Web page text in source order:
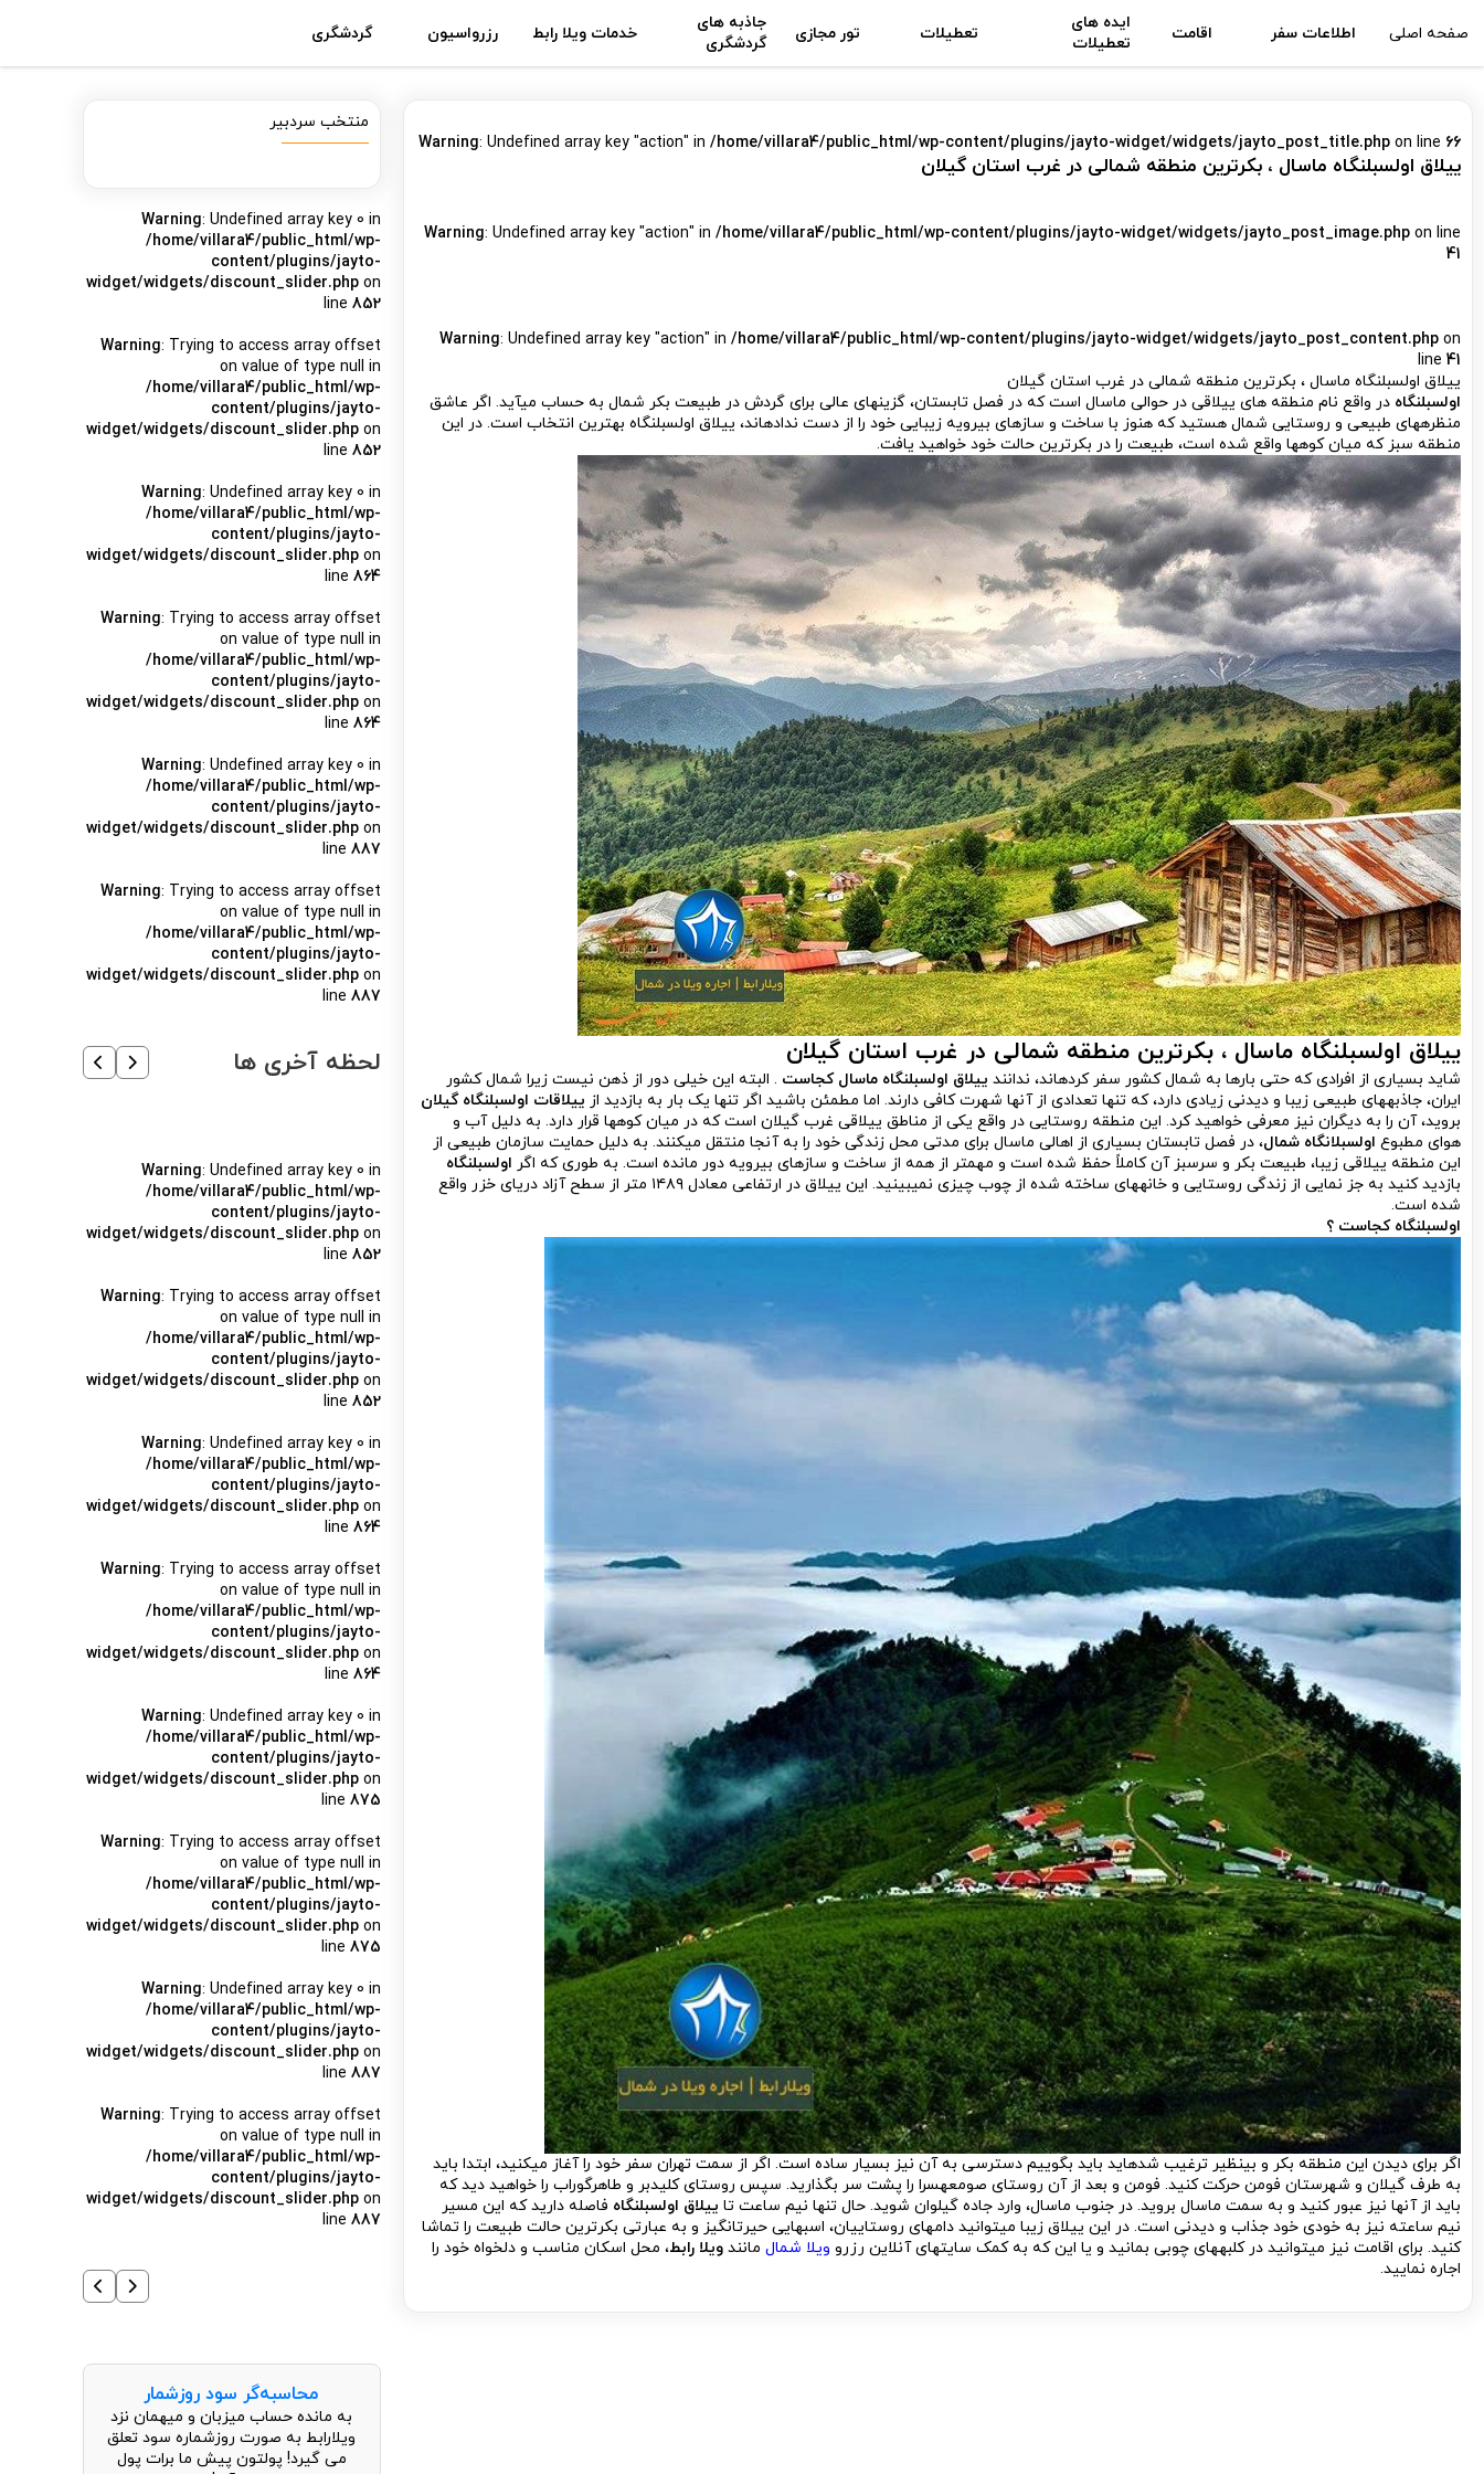
صفحه اصلی اطلاعات سفر اقامت
ایده های
تعطیلات
تعطیلات تور مجازی
جاذبه های
گردشگری
خدمات ویلا رابط رزرواسیون گردشگری
Warning: Undefined array key "action" in /home/villara4/public_html/wp-content/plugins/jayto-widget/widgets/jayto_post_title.php on line 66
ییلاق اولسبلنگاه ماسال ، بکرترین منطقه شمالی در غرب استان گیلان
Warning: Undefined array key "action" in /home/villara4/public_html/wp-content/plugins/jayto-widget/widgets/jayto_post_image.php on line
41
Warning: Undefined array key "action" in /home/villara4/public_html/wp-content/plugins/jayto-widget/widgets/jayto_post_content.php on
line 41
ییلاق اولسبلنگاه ماسال ، بکرترین منطقه شمالی در غرب استان گیلان
اولسبلنگاه در واقع نام منطقه ه­ای ییلاقی در حوالی ماسال است که در فصل تابستان، گزینه­ای عالی برای گردش در طبیعت بکر شمال به حساب می­آید. اگر عاشق
منظره­های طبیعی و روستایی شمال هستید که هنوز با ساخت و سازهای بی­رویه زیبایی خود را از دست نداده­اند، ییلاق اولسبلنگاه بهترین انتخاب است. در این
منطقه سبز که میان کوه­ها واقع شده است، طبیعت را در بکرترین حالت خود خواهید یافت.
ییلاق اولسبلنگاه ماسال ، بکرترین منطقه شمالی در غرب استان گیلان
شاید بسیاری از افرادی که حتی بارها به شمال کشور سفر کرده­اند، ندانند ییلاق اولسبلنگاه ماسال کجاست . البته این خیلی دور از ذهن نیست زیرا شمال کشور
ایران، جاذبه­های طبیعی زیبا و دیدنی زیادی دارد، که تنها تعدادی از آن­ها شهرت کافی دارند. اما مطمئن باشید اگر تنها یک بار به بازدید از ییلاقات اولسبلنگاه گیلان
بروید، آن را به دیگران نیز معرفی خواهید کرد. این منطقه روستایی در واقع یکی از مناطق ییلاقی غرب گیلان است که در میان کوه­ها قرار دارد. به دلیل آب و
هوای مطبوع اولسبلانگاه شمال، در فصل تابستان بسیاری از اهالی ماسال برای مدتی محل زندگی خود را به آنجا منتقل می­کنند. به دلیل حمایت سازمان طبیعی از
این منطقه ییلاقی زیبا، طبیعت بکر و سرسبز آن کاملاً حفظ شده است و مهم­تر از همه از ساخت و سازهای بی­رویه دور مانده است. به طوری که اگر اولسبلنگاه
بازدید کنید به جز نمایی از زندگی روستایی و خانه­های ساخته شده از چوب چیزی نمی­بینید. این ییلاق در ارتفاعی معادل ۱۴۸۹ متر از سطح آزاد دریای خزر واقع
شده است.
اولسبلنگاه کجاست ؟
اگر برای دیدن این منطقه بکر و بی­نظیر ترغیب شده­اید باید بگوییم دسترسی به آن نیز بسیار ساده است. اگر از سمت تهران سفر خود را آغاز می­کنید، ابتدا باید
به طرف گیلان و شهرستان فومن حرکت کنید. فومن و بعد از آن روستای صومعه­سرا را پشت سر بگذارید. سپس روستای کلیدبر و طاهرگوراب را خواهید دید که
باید از آن­ها نیز عبور کنید و به سمت ماسال بروید. در جنوب ماسال، وارد جاده گیلوان شوید. حال تنها نیم ساعت تا ییلاق اولسبلنگاه فاصله دارید که این مسیر
نیم ساعته نیز به خودی خود جذاب و دیدنی است. در این ییلاق زیبا می­توانید دام­های روستاییان، اسب­هایی حیرت­انگیز و به عبارتی بکرترین حالت طبیعت را تماشا
کنید. برای اقامت نیز می­توانید در کلبه­های چوبی بمانید و یا این که به کمک سایت­های آنلاین رزرو ویلا شمال مانند ویلا رابط، محل اسکان مناسب و دلخواه خود را
اجاره نمایید.
منتخب سردبیر
Warning: Undefined array key 0 in
/home/villara4/public_html/wp-
content/plugins/jayto-
widget/widgets/discount_slider.php on
line852
Warning: Trying to access array offset
on value of type null in
/home/villara4/public_html/wp-
content/plugins/jayto-
widget/widgets/discount_slider.php on
line852
Warning: Undefined array key 0 in
/home/villara4/public_html/wp-
content/plugins/jayto-
widget/widgets/discount_slider.php on
line864
Warning: Trying to access array offset
on value of type null in
/home/villara4/public_html/wp-
content/plugins/jayto-
widget/widgets/discount_slider.php on
line864
Warning: Undefined array key 0 in
/home/villara4/public_html/wp-
content/plugins/jayto-
widget/widgets/discount_slider.php on
line887
Warning: Trying to access array offset
on value of type null in
/home/villara4/public_html/wp-
content/plugins/jayto-
widget/widgets/discount_slider.php on
line887
لحظه آخری ها
Warning: Undefined array key 0 in
/home/villara4/public_html/wp-
content/plugins/jayto-
widget/widgets/discount_slider.php on
line852
Warning: Trying to access array offset
on value of type null in
/home/villara4/public_html/wp-
content/plugins/jayto-
widget/widgets/discount_slider.php on
line852
Warning: Undefined array key 0 in
/home/villara4/public_html/wp-
content/plugins/jayto-
widget/widgets/discount_slider.php on
line864
Warning: Trying to access array offset
on value of type null in
/home/villara4/public_html/wp-
content/plugins/jayto-
widget/widgets/discount_slider.php on
line864
Warning: Undefined array key 0 in
/home/villara4/public_html/wp-
content/plugins/jayto-
widget/widgets/discount_slider.php on
line875
Warning: Trying to access array offset
on value of type null in
/home/villara4/public_html/wp-
content/plugins/jayto-
widget/widgets/discount_slider.php on
line875
Warning: Undefined array key 0 in
/home/villara4/public_html/wp-
content/plugins/jayto-
widget/widgets/discount_slider.php on
line887
Warning: Trying to access array offset
on value of type null in
/home/villara4/public_html/wp-
content/plugins/jayto-
widget/widgets/discount_slider.php on
line887
محاسبه‌گر سود روزشمار
به مانده حساب میزبان و میهمان نزد
ویلارابط به صورت روزشماره سود تعلق
می گیرد! پولتون پیش ما برات پول